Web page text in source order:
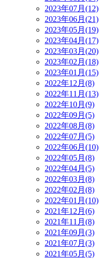
2023年07月(12)
2023年06月(21)
2023年05月(19)
2023年04月(17)
2023年03月(20)
2023年02月(18)
2023年01月(15)
2022年12月(8)
2022年11月(13)
2022年10月(9)
2022年09月(5)
2022年08月(8)
2022年07月(5)
2022年06月(10)
2022年05月(8)
2022年04月(5)
2022年03月(8)
2022年02月(8)
2022年01月(10)
2021年12月(6)
2021年11月(8)
2021年09月(3)
2021年07月(3)
2021年05月(5)